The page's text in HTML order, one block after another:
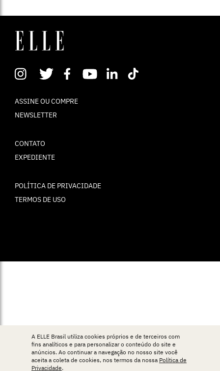
ASSINE OU COMPRE
NEWSLETTER
CONTATO
EXPEDIENTE
POLÍTICA DE PRIVACIDADE
TERMOS DE USO
A ELLE Brasil utiliza cookies próprios e de terceiros com
fins analíticos e para personalizar o conteúdo do site e
anúncios. Ao continuar a navegação no nosso site você
aceita a coleta de cookies, nos termos da nossa Política de
Privacidade.